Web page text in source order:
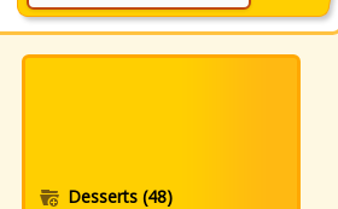
Desserts (48)